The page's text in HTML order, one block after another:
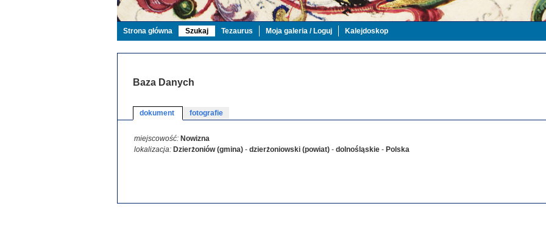
Strona główna Szukaj Tezaurus Moja galeria / Loguj Kalejdoskop
Baza Danych
dokument fotografie
miejscowość: Nowizna
lokalizacja: Dzierżoniów (gmina) - dzierżoniowski (powiat) - dolnośląskie - Polska